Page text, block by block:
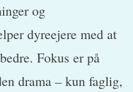
og
dyreejere med at
Fokus er på
drama – kun faglig,